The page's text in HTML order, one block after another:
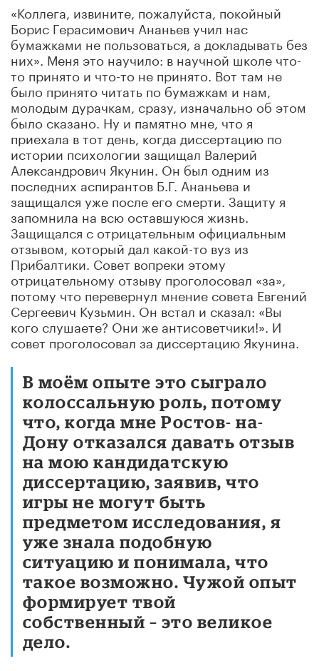
«Коллега, извините, пожалуйста, покойный
Борис Герасимович Ананьев учил нас
бумажками не пользоваться, а докладывать без
них». Меня это научило: в научной школе что-
то принято и что-то не принято. Вот там не
было принято читать по бумажкам и нам,
молодым дурачкам, сразу, изначально об этом
было сказано. Ну и памятно мне, что я
приехала в тот день, когда диссертацию по
истории психологии защищал Валерий
Александрович Якунин. Он был одним из
последних аспирантов Б.Г. Ананьева и
защищался уже после его смерти. Защиту я
запомнила на всю оставшуюся жизнь.
Защищался с отрицательным официальным
отзывом, который дал какой-то вуз из
Прибалтики. Совет вопреки этому
отрицательному отзыву проголосовал «за»,
потому что перевернул мнение совета Евгений
Сергеевич Кузьмин. Он встал и сказал: «Вы
кого слушаете? Они же антисоветчики!». И
совет проголосовал за диссертацию Якунина.
В моём опыте это сыграло
колоссальную роль, потому
что, когда мне Ростов- на-
Дону отказался давать отзыв
на мою кандидатскую
диссертацию, заявив, что
игры не могут быть
предметом исследования, я
уже знала подобную
ситуацию и понимала, что
такое возможно. Чужой опыт
формирует твой
собственный – это великое
дело.